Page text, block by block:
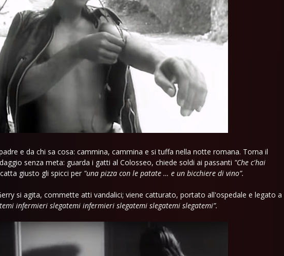
e da chi sa cosa: cammina, cammina e si tuffa nella notte romana. Torna il
senza meta: guarda i gatti al Colosseo, chiede soldi ai passanti "Che c'hai
giusto gli spicci per "una pizza con le patate … e un bicchiere di vino”.
si agita, commette atti vandalici; viene catturato, portato all'ospedale e legato a
infermieri slegatemi infermieri slegatemi slegatemi slegatemi”.